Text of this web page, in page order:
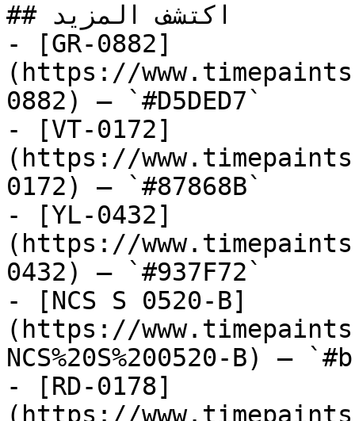
## اكتشف المزيد
- [GR-0882]
(https://
0882) — `#D5DED7`
- [VT-0172]
(https://
0172) — `#87868B`
- [YL-0432]
(https://
0432) — `#937F72`
- [NCS S 0520-B]
(https://
NCS%20S%200520-B) —
- [RD-0178]
(https://